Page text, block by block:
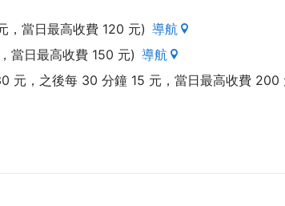
，當日最高收費 120 元) 導航
當日最高收費 150 元) 導航
元，之後每 30 分鐘 15 元，當日最高收費